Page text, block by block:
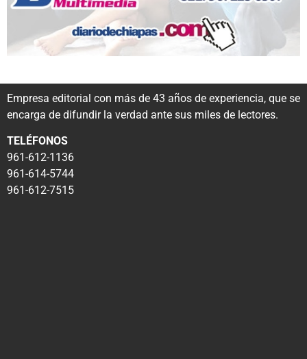
Empresa editorial con más de 43 años de experiencia, que se
encarga de difundir la verdad ante sus miles de lectores.
TELÉFONOS
961-612-1136
961-614-5744
961-612-7515